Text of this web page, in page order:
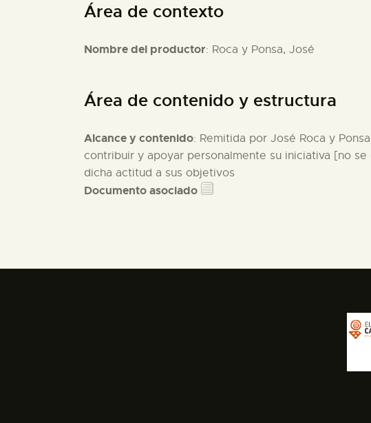
Área de contexto
Nombre del productor: Roca y Ponsa, José
Área de contenido y estructura
Alcance y contenido: Remitida por José Roca y
contribuir y apoyar personalmente su iniciativa [no
dicha actitud a sus objetivos
Documento asociado